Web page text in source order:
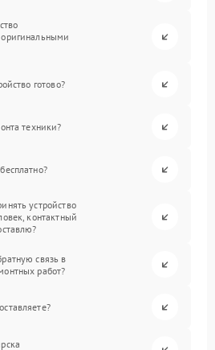
оригинальными
готово?
техники?
устройство
контактный
связь в
работ?